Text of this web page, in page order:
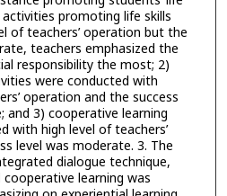
promoting life skills
of teachers’ operation but the
teachers emphasized the
responsibility the most; 2)
were conducted with
operation and the success
and 3) cooperative learning
with high level of teachers’
level was moderate. 3. The
dialogue technique,
learning was